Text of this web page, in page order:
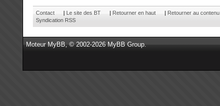
Contact | Le site des BT | Retourner en haut | Retourner au contenu
Syndication RSS
MoteurMyBB, © 2002-2026MyBB Group.